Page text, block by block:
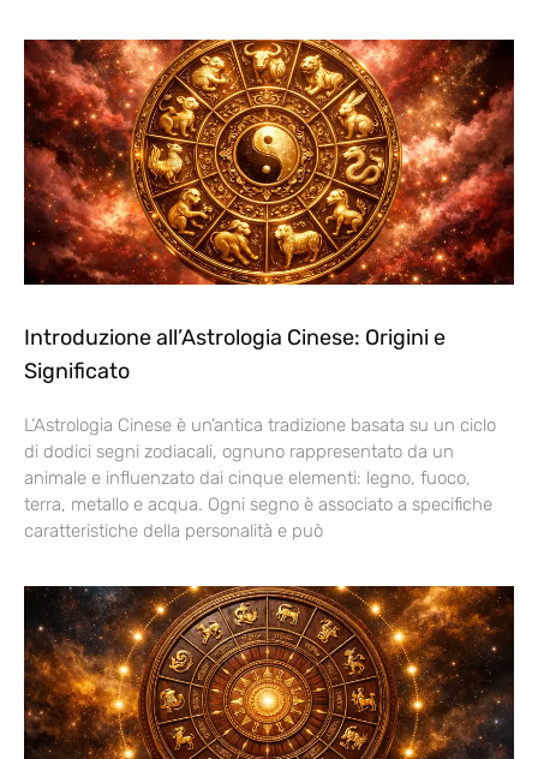
Introduzione all’Astrologia Cinese: Origini e
Significato
L’Astrologia Cinese è un’antica tradizione basata su un ciclo
di dodici segni zodiacali, ognuno rappresentato da un
animale e influenzato dai cinque elementi: legno, fuoco,
terra, metallo e acqua. Ogni segno è associato a specifiche
caratteristiche della personalità e può